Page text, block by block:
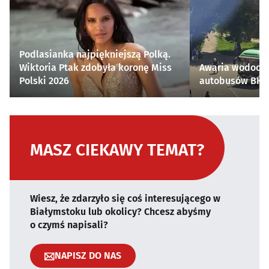
Podlasianka najpiękniejszą Polką.
Wiktoria Ptak zdobyła koronę Miss
Polski 2026
Awaria
autobusów
MASZ CIEKAWY TEMAT?
Wiesz, że zdarzyło się coś interesującego w
Białymstoku lub okolicy? Chcesz abyśmy
o czymś napisali?
NAPISZ DO NAS